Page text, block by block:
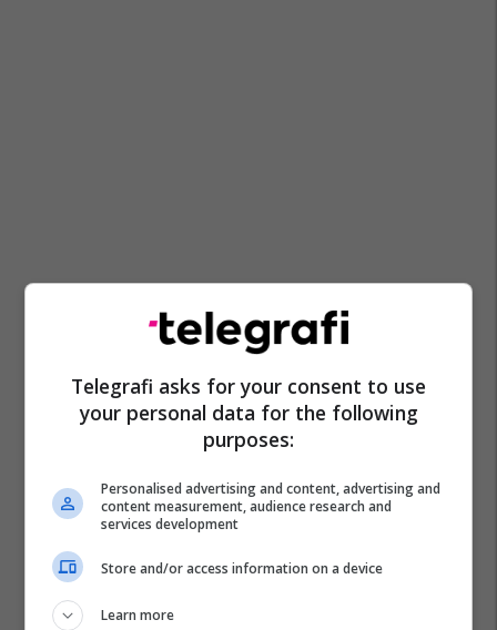
Prokuroria E Kosovës Policia E Kosovës Aksion
Telegrafi asks for your consent to use
your personal data for the following
purposes:
Personalised advertising and content, advertising and
content measurement, audience research and
services development
Store and/or access information on a device
Learn more